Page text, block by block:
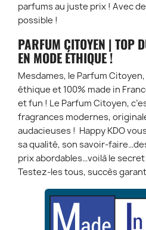
parfums au juste prix ! Avec
possible !
PARFUM CITOYEN | TOP
EN MODE ÉTHIQUE !
Mesdames, le Parfum
éthique et 100% made in
et fun ! Le Parfum Citoyen,
fragrances modernes,
audacieuses ! Happy KDO
sa qualité, son savoir-
prix abordables…voilà le
Testez-les tous, succès